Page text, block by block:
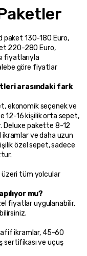
paket 130-180 Euro,
220-280 Euro,
fiyatlarıyla
göre fiyatlar
arasındaki fark
ekonomik seçenek ve
16 kişilik orta sepet,
Deluxe pakette 8-12
ve daha uzun
özel sepet, sadece
üzeri tüm yolcular
mu?
fiyatlar uygulanabilir.
ikramlar, 45-60
sertifikası ve uçuş